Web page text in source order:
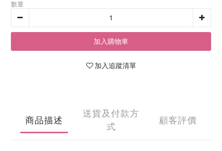
數量
加入購物車
加入追蹤清單
商品描述
送貨及付款方
式
顧客評價